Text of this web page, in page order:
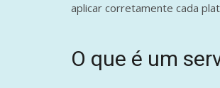
aplicar corretamente cada
O que é um